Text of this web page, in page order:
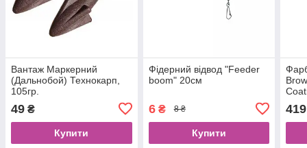
Вантаж Маркерний
(Дальнобой) Технокарп,
105гр.
49 ₴
Купити
Фідерний відвод "Feeder
boom" 20см
6₴ 8 ₴
Купити
419